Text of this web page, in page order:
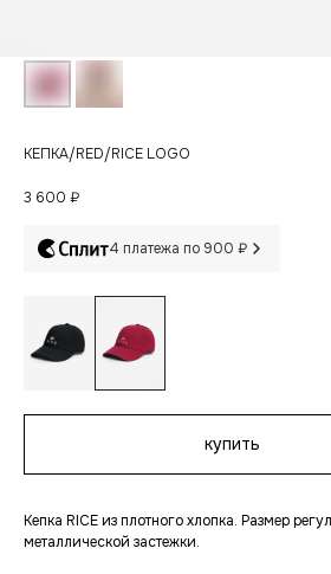
КЕПКА/RED/RICE LOGO
3 600 ₽
4 платежа по 900 ₽
купить
Кепка RICE из плотного хлопка. Размер
металлической застежки.